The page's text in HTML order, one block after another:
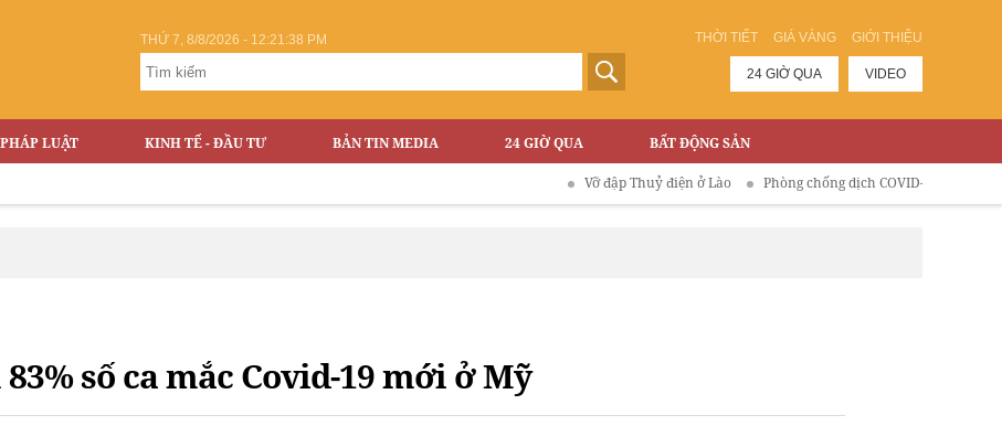
THỜI TIẾT GIÁ VÀNG GIỚI THIỆU
THỨ 7, 8/8/2026 - 12:21:38 PM
24 GIỜ QUA VIDEO
PHÁP LUẬT KINH TẾ - ĐẦU TƯ BẢN TIN MEDIA 24 GIỜ QUA BẤT ĐỘNG SẢN
Vỡ đập Thuỷ điện ở Lào Phòng chống dịch COVID-19
số ca mắc Covid-19 mới ở Mỹ